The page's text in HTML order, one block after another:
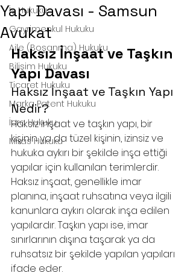
İş Hukuku
Gayrimenkul Hukuku
Aile (Boşanma) Hukuku
Bilişim Hukuku
Ticaret Hukuku
Marka Patent Hukuku
İcra Hukuku
Miras Hukuku
Yapı Davası - Samsun
Avukat
Haksız İnşaat ve Taşkın
Yapı Davası
Haksız İnşaat ve Taşkın Yapı
Nedir?
Haksız inşaat ve taşkın yapı, bir
kişinin ya da tüzel kişinin, izinsiz ve
hukuka aykırı bir şekilde inşa ettiği
yapılar için kullanılan terimlerdir.
Haksız inşaat, genellikle imar
planına, inşaat ruhsatına veya ilgili
kanunlara aykırı olarak inşa edilen
yapılardır. Taşkın yapı ise, imar
sınırlarının dışına taşarak ya da
ruhsatsız bir şekilde yapılan yapıları
ifade eder.